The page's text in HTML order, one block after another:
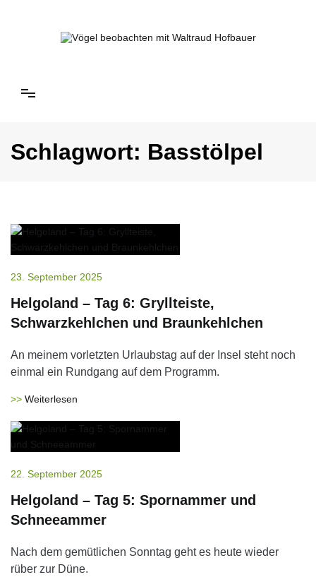
Schlagwort: Basstölpel
23. September 2025
Helgoland – Tag 6: Gryllteiste,
Schwarzkehlchen und Braunkehlchen
An meinem vorletzten Urlaubstag auf der Insel steht noch
einmal ein Rundgang auf dem Programm.
Weiterlesen
22. September 2025
Helgoland – Tag 5: Spornammer und
Schneeammer
Nach dem gemütlichen Sonntag geht es heute wieder
rüber zur Düne.